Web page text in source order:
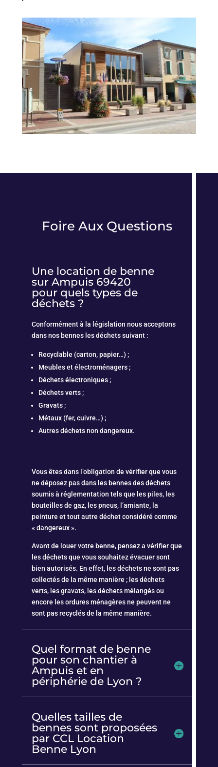
Foire Aux Questions
Une location de benne
sur Ampuis 69420
pour quels types de
déchets ?
Conformément à la législation nous acceptons
dans nos bennes les déchets suivant :
Recyclable (carton, papier…) ;
Meubles et électroménagers ;
Déchets électroniques ;
Déchets verts ;
Gravats ;
Métaux (fer, cuivre…) ;
Autres déchets non dangereux.
Vous êtes dans l’obligation de vérifier que vous
ne déposez pas dans les bennes des déchets
soumis à réglementation tels que les piles, les
bouteilles de gaz, les pneus, l’amiante, la
peinture et tout autre déchet considéré comme
« dangereux ».
Avant de louer votre benne, pensez a vérifier que
les déchets que vous souhaitez évacuer sont
bien autorisés. En effet, les déchets ne sont pas
collectés de la même manière ; les déchets
verts, les gravats, les déchets mélangés ou
encore les ordures ménagères ne peuvent ne
sont pas recyclés de la même manière.
Quel format de benne
pour son chantier à
Ampuis et en
périphérie de Lyon ?
Quelles tailles de
bennes sont proposées
par CCL Location
Benne Lyon